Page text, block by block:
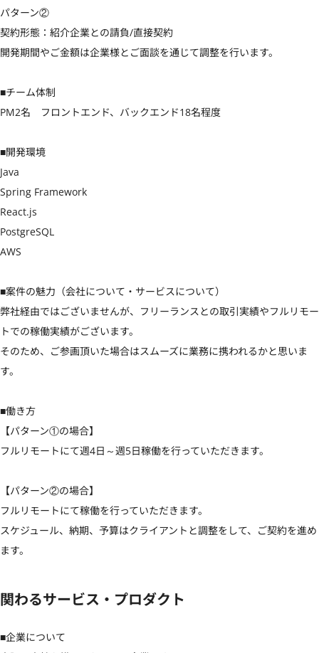
パターン②
契約形態：紹介企業との請負/直接契約
開発期間やご金額は企業様とご面談を通じて調整を行います。
■チーム体制
PM2名　フロントエンド、バックエンド18名程度
■開発環境
Java
Spring Framework
React.js
PostgreSQL
AWS
■案件の魅力（会社について・サービスについて）
弊社経由ではございませんが、フリーランスとの取引実績やフルリモー
トでの稼働実績がございます。
そのため、ご参画頂いた場合はスムーズに業務に携われるかと思いま
す。
■働き方
【パターン①の場合】
フルリモートにて週4日～週5日稼働を行っていただきます。
【パターン②の場合】
フルリモートにて稼働を行っていただきます。
スケジュール、納期、予算はクライアントと調整をして、ご契約を進め
ます。
関わるサービス・プロダクト
■企業について